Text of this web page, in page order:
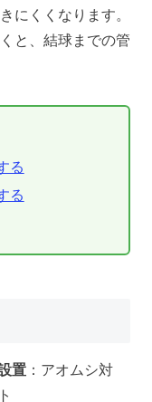
にくくなります。
と、結球までの管
る
る
置 ：アオムシ対